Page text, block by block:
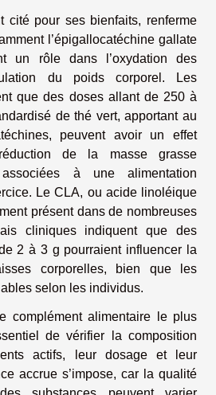
cité pour ses bienfaits, renferme
l’épigallocatéchine gallate
un rôle dans l’oxydation des
du poids corporel. Les
que des doses allant de 250 à
de thé vert, apportant au
peuvent avoir un effet
de la masse grasse
associées à une alimentation
Le CLA, ou acide linoléique
présent dans de nombreuses
cliniques indiquent que des
2 à 3 g pourraient influencer la
corporelles, bien que les
selon les individus.
complément alimentaire le plus
de vérifier la composition
actifs, leur dosage et leur
accrue s’impose, car la qualité